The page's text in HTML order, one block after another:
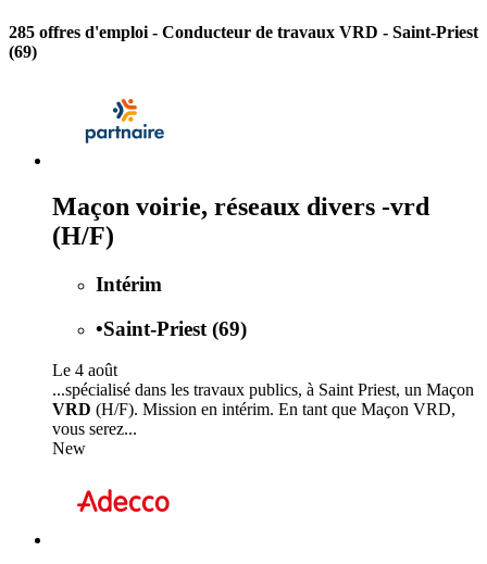
285 offres d'emploi - Conducteur de travaux VRD - Saint-Priest
(69)
Maçon voirie, réseaux divers -vrd
(H/F)
Intérim
•Saint-Priest (69)
Le 4 août
...spécialisé dans les travaux publics, à Saint Priest, un Maçon
VRD (H/F). Mission en intérim. En tant que Maçon VRD,
vous serez...
New